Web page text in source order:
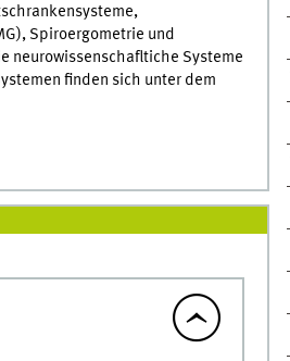
Spiroergometrie und
neurowissenschafltiche Systeme
finden sich unter dem